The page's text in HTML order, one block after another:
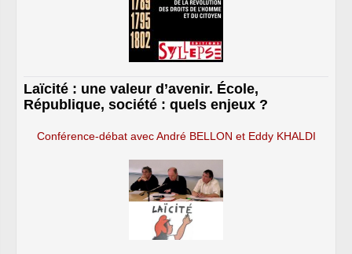
Laïcité : une valeur d’avenir. École,
République, société : quels enjeux ?
Conférence-débat avec André BELLON et Eddy KHALDI